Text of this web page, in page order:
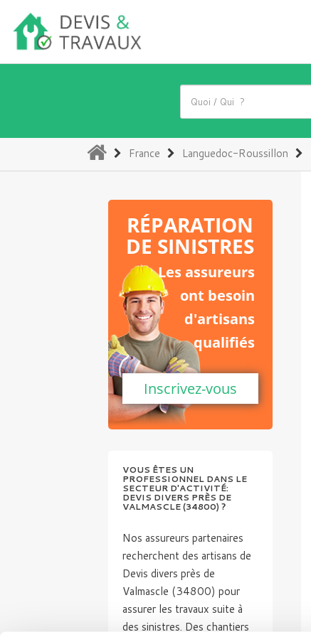
(current)
France Languedoc-Roussillon
RÉPARATION
DE SINISTRES
Les assureurs
ont besoin
d'artisans
qualifiés
Inscrivez-vous
VOUS ÊTES UN
PROFESSIONNEL DANS LE
SECTEUR D'ACTIVITÉ:
DEVIS DIVERS PRÈS DE
VALMASCLE (34800) ?
Nos assureurs partenaires
recherchent des artisans de
Devis divers près de
Valmascle (34800) pour
assurer les travaux suite à
des sinistres. Des chantiers